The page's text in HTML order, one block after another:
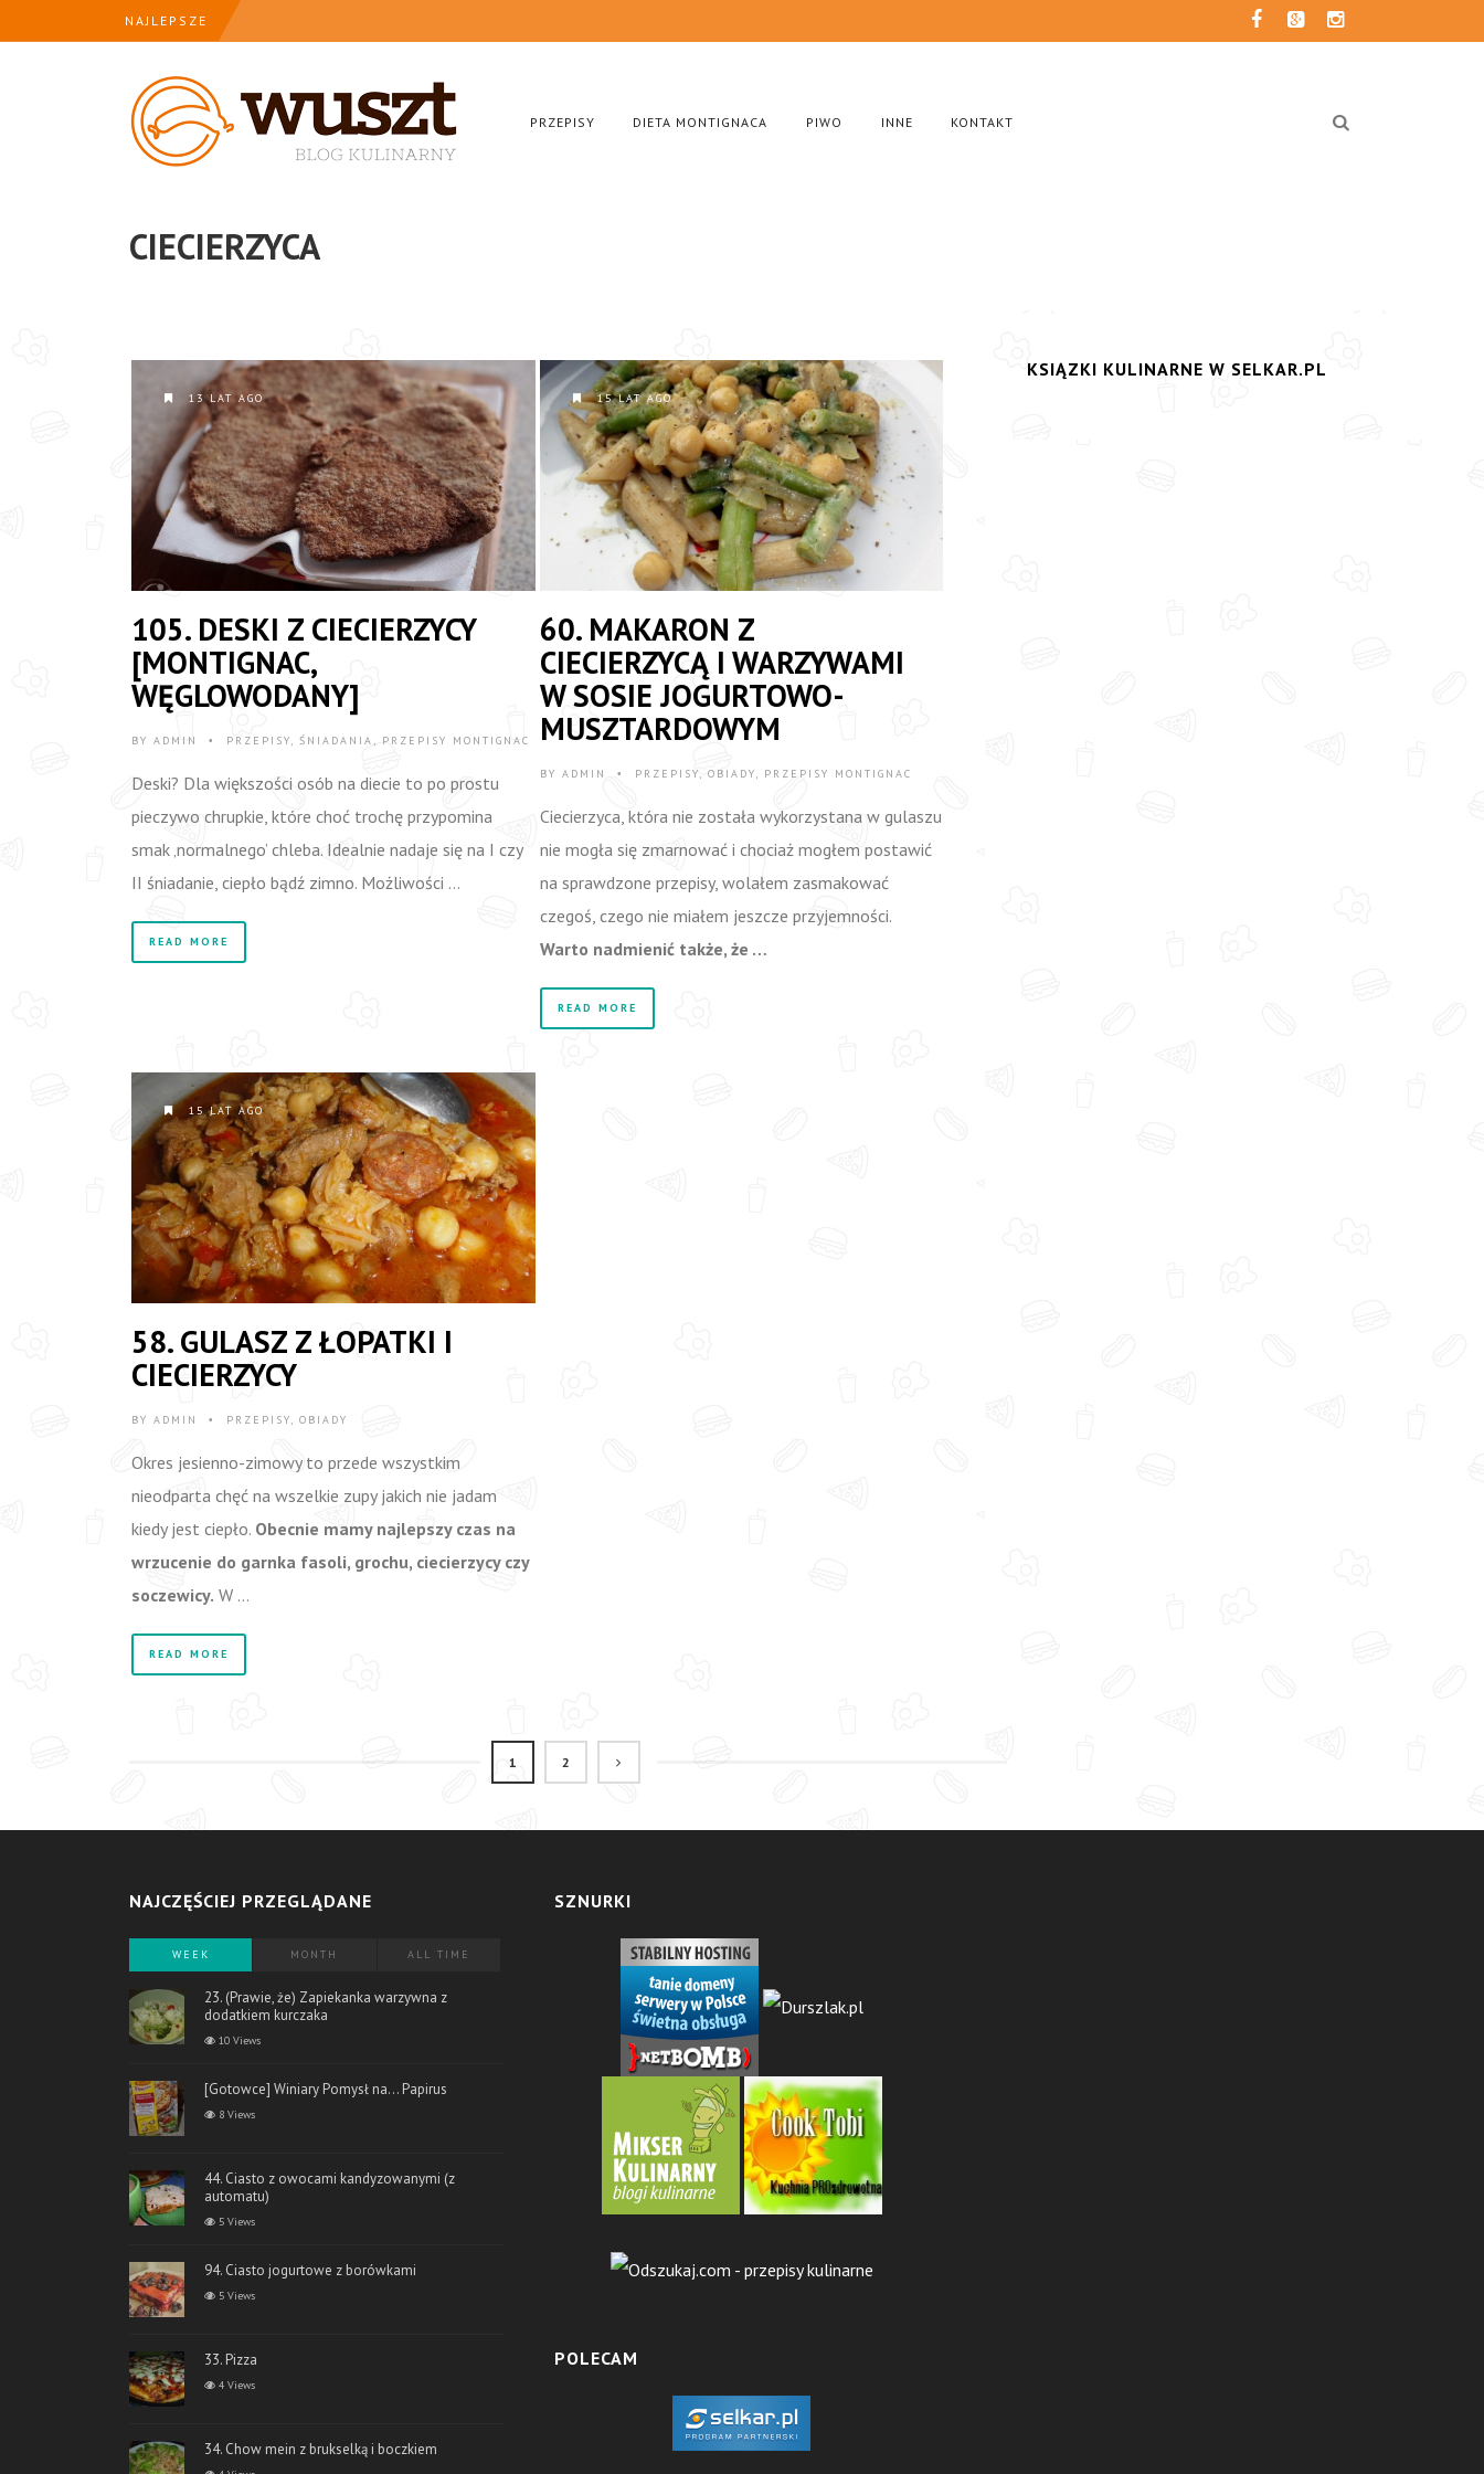
NAJLEPSZE
PRZEPISY DIETA MONTIGNACA PIWO INNE KONTAKT
CIECIERZYCA
13 LAT AGO
105. DESKI Z CIECIERZYCY
[MONTIGNAC,
WĘGLOWODANY]
BY ADMIN • PRZEPISY, ŚNIADANIA , PRZEPISY MONTIGNAC
Deski? Dla większości osób na diecie to po prostu
pieczywo chrupkie, które choć trochę przypomina
smak ‚normalnego’ chleba. Idealnie nadaje się na I czy
II śniadanie, ciepło bądź zimno. Możliwości …
READ MORE
15 LAT AGO
60. MAKARON Z
CIECIERZYCĄ I WARZYWAMI
W SOSIE JOGURTOWO-
MUSZTARDOWYM
BY ADMIN • PRZEPISY, OBIADY, PRZEPISY MONTIGNAC
Ciecierzyca, która nie została wykorzystana w gulaszu
nie mogła się zmarnować i chociaż mogłem postawić
na sprawdzone przepisy, wolałem zasmakować
czegoś, czego nie miałem jeszcze przyjemności.
Warto nadmienić także, że …
READ MORE
15 LAT AGO
58. GULASZ Z ŁOPATKI I
CIECIERZYCY
BY ADMIN • PRZEPISY, OBIADY
Okres jesienno-zimowy to przede wszystkim
nieodparta chęć na wszelkie zupy jakich nie jadam
kiedy jest ciepło. Obecnie mamy najlepszy czas na
wrzucenie do garnka fasoli, grochu, ciecierzycy czy
soczewicy. W …
READ MORE
1 2
KSIĄZKI KULINARNE W SELKAR.PL
NAJCZĘŚCIEJ PRZEGLĄDANE
WEEK MONTH ALL TIME
23. (Prawie, że) Zapiekanka warzywna z
dodatkiem kurczaka
10 Views
[Gotowce] Winiary Pomysł na… Papirus
8 Views
44. Ciasto z owocami kandyzowanymi (z
automatu)
5 Views
94. Ciasto jogurtowe z borówkami
5 Views
33. Pizza
4 Views
34. Chow mein z brukselką i boczkiem
SZNURKI
POLECAM